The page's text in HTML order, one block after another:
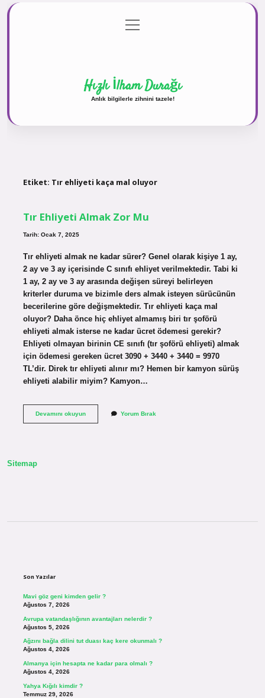
Gizlilik Politikası
menüyü
aç
Hızlı İlham Durağı
Anlık bilgilerle zihnini tazele!
Etiket: Tır ehliyeti kaça mal oluyor
Tır Ehliyeti Almak Zor Mu
Tarih: Ocak 7, 2025
Tır ehliyeti almak ne kadar sürer? Genel olarak kişiye 1 ay,
2 ay ve 3 ay içerisinde C sınıfı ehliyet verilmektedir. Tabi ki
1 ay, 2 ay ve 3 ay arasında değişen süreyi belirleyen
kriterler duruma ve bizimle ders almak isteyen sürücünün
becerilerine göre değişmektedir. Tır ehliyeti kaça mal
oluyor? Daha önce hiç ehliyet almamış biri tır şoförü
ehliyeti almak isterse ne kadar ücret ödemesi gerekir?
Ehliyeti olmayan birinin CE sınıfı (tır şoförü ehliyeti) almak
için ödemesi gereken ücret 3090 + 3440 + 3440 = 9970
TL’dir. Direk tır ehliyeti alınır mı? Hemen bir kamyon sürüş
ehliyeti alabilir miyim? Kamyon…
Devamını okuyunTır
Yorum Bırak
Sitemap
Son Yazılar
Mavi göz geni kimden gelir ?
Ağustos 7, 2026
Avrupa vatandaşlığının avantajları nelerdir ?
Ağustos 5, 2026
Ağzını bağla dilini tut duası kaç kere okunmalı ?
Ağustos 4, 2026
Almanya için hesapta ne kadar para olmalı ?
Ağustos 4, 2026
Yahya Kığılı kimdir ?
Temmuz 29, 2026